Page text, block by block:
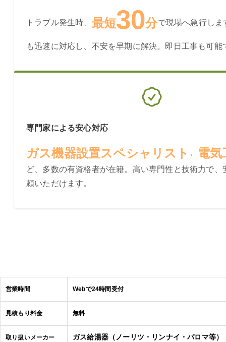
トラブル発生時、 最短30分で現場へ急行しま
も迅速に対応し、不安を早期に解決。即日工事も可能
専門家による安心対応
ガス機器設置スペシャリスト 電気
ど、多数の有資格者が在籍。高い専門性と技術力で、
頼いただけます。
営業時間 Webで24時間受付
見積もり料金 無料
取り扱いメーカー ガス給湯器（ノーリツ・リンナイ・パロマ等）